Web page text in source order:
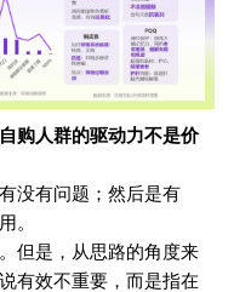
购人群的驱动力不是价
没有问题；然后是有
。
但是，从思路的角度来
有效不重要，而是指在